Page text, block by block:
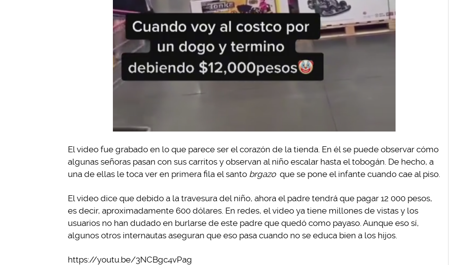
El video fue grabado en lo que parece ser el corazón de la tienda. En él se puede observar cómo
algunas señoras pasan con sus carritos y observan al niño escalar hasta el tobogán. De hecho, a
una de ellas le toca ver en primera fila el santo brgazo que se pone el infante cuando cae al piso.
El video dice que debido a la travesura del niño, ahora el padre tendrá que pagar 12 000 pesos,
es decir, aproximadamente 600 dólares. En redes, el video ya tiene millones de vistas y los
usuarios no han dudado en burlarse de este padre que quedó como payaso. Aunque eso sí,
algunos otros internautas aseguran que eso pasa cuando no se educa bien a los hijos.
https://youtu.be/3NCBgc4vPag